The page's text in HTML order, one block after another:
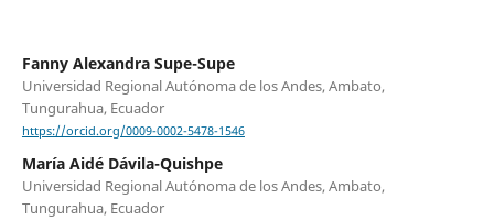
Fanny Alexandra Supe-Supe
Universidad Regional Autónoma de los Andes, Ambato,
Tungurahua, Ecuador
https://orcid.org/0009-0002-5478-1546
María Aidé Dávila-Quishpe
Universidad Regional Autónoma de los Andes, Ambato,
Tungurahua, Ecuador